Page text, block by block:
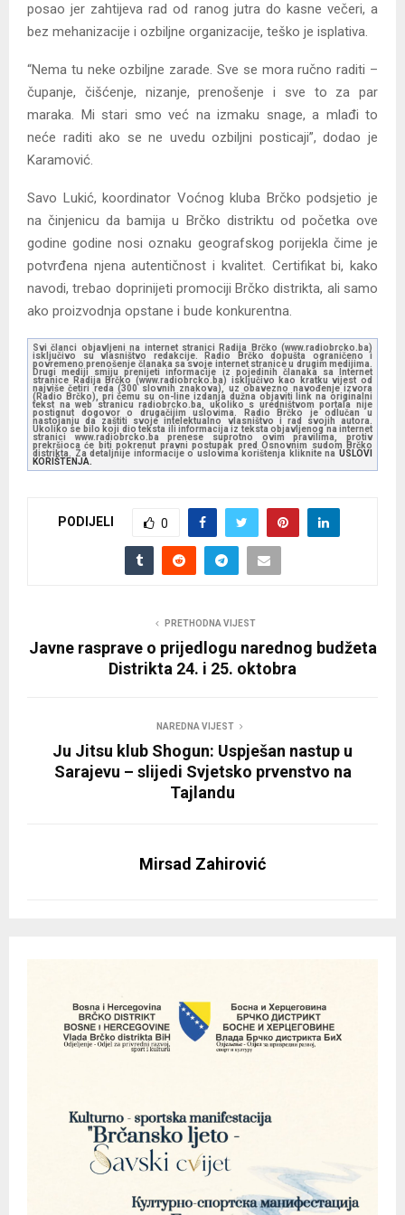
posao jer zahtijeva rad od ranog jutra do kasne večeri, a
bez mehanizacije i ozbiljne organizacije, teško je isplativa.
“Nema tu neke ozbiljne zarade. Sve se mora ručno raditi –
čupanje, čišćenje, nizanje, prenošenje i sve to za par
maraka. Mi stari smo već na izmaku snage, a mlađi to
neće raditi ako se ne uvedu ozbiljni posticaji”, dodao je
Karamović.
Savo Lukić, koordinator Voćnog kluba Brčko podsjetio je
na činjenicu da bamija u Brčko distriktu od početka ove
godine godine nosi oznaku geografskog porijekla čime je
potvrđena njena autentičnost i kvalitet. Certifikat bi, kako
navodi, trebao doprinijeti promociji Brčko distrikta, ali samo
ako proizvodnja opstane i bude konkurentna.
Svi članci objavljeni na internet stranici Radija Brčko (www.radiobrcko.ba)
isključivo su vlasništvo redakcije. Radio Brčko dopušta ograničeno i
povremeno prenošenje članaka sa svoje internet stranice u drugim medijima.
Drugi mediji smiju prenijeti informacije iz pojedinih članaka sa Internet
stranice Radija Brčko (www.radiobrcko.ba) isključivo kao kratku vijest od
najviše četiri reda (300 slovnih znakova), uz obavezno navođenje izvora
(Radio Brčko), pri čemu su on-line izdanja dužna objaviti link na originalni
tekst na web stranicu radiobrcko.ba, ukoliko s uredništvom portala nije
postignut dogovor o drugačijim uslovima. Radio Brčko je odlučan u
nastojanju da zaštiti svoje intelektualno vlasništvo i rad svojih autora.
Ukoliko se bilo koji dio teksta ili informacija iz teksta objavljenog na internet
stranici www.radiobrcko.ba prenese suprotno ovim pravilima, protiv
prekršioca će biti pokrenut pravni postupak pred Osnovnim sudom Brčko
distrikta. Za detaljnije informacije o uslovima korištenja kliknite na USLOVI
KORIŠTENJA.
PODIJELI 0
PRETHODNA VIJEST
Javne rasprave o prijedlogu narednog budžeta
Distrikta 24. i 25. oktobra
NAREDNA VIJEST
Ju Jitsu klub Shogun: Uspješan nastup u
Sarajevu – slijedi Svjetsko prvenstvo na
Tajlandu
Mirsad Zahirović